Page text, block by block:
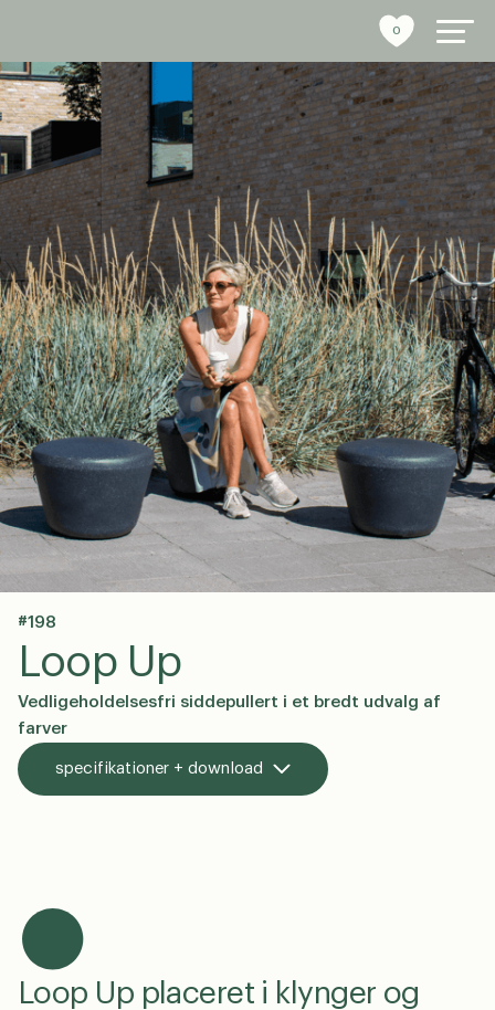
0
byrumsinventar
referencer
bæredygtighed
tools
stories
om os
en
#198
Loop Up
Vedligeholdelsesfri siddepullert i et bredt udvalg af
farver
specifikationer + download
Loop Up placeret i klynger og